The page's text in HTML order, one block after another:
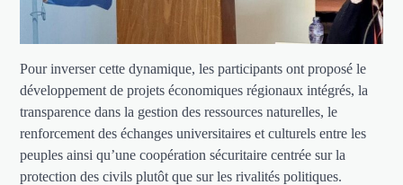
Pour inverser cette dynamique, les participants ont proposé le
développement de projets économiques régionaux intégrés, la
transparence dans la gestion des ressources naturelles, le
renforcement des échanges universitaires et culturels entre les
peuples ainsi qu’une coopération sécuritaire centrée sur la
protection des civils plutôt que sur les rivalités politiques.